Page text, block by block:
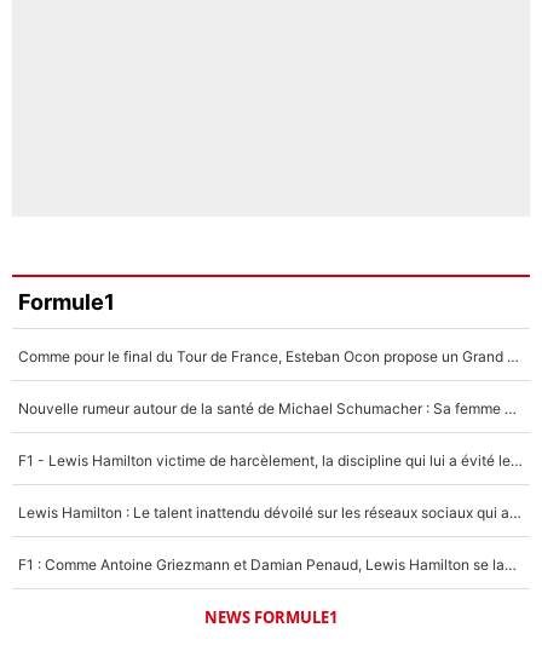
Formule1
Comme pour le final du Tour de France, Esteban Ocon propose un Grand Prix de Formule 1 à Paris : «Autour de l’Arc de Triomphe, ce serait génial» !
Nouvelle rumeur autour de la santé de Michael Schumacher : Sa femme Corinna sort du silence
F1 - Lewis Hamilton victime de harcèlement, la discipline qui lui a évité le pire : «J'aurais probablement mal tourné»
Lewis Hamilton : Le talent inattendu dévoilé sur les réseaux sociaux qui a impressionné Kim Kardashian pendant leurs vacances en amoureux !
F1 : Comme Antoine Griezmann et Damian Penaud, Lewis Hamilton se lance dans le business des cartes à collectionner !
NEWS FORMULE1